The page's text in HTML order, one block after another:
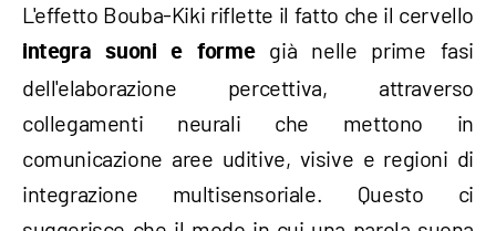
L'effetto Bouba-Kiki riflette il fatto che il cervello
integra suoni e forme già nelle prime fasi
dell'elaborazione percettiva, attraverso
collegamenti neurali che mettono in
comunicazione aree uditive, visive e regioni di
integrazione multisensoriale. Questo ci